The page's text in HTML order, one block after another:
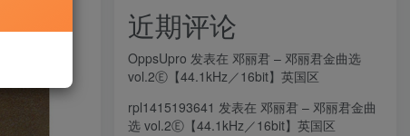
近期评论
OppsUpro 发表在 邓丽君 – 邓丽君金曲选
vol.2Ⓔ【44.1kHz／16bit】英国区
rpl1415193641 发表在 邓丽君 – 邓丽君金曲
选 vol.2Ⓔ【44.1kHz／16bit】英国区